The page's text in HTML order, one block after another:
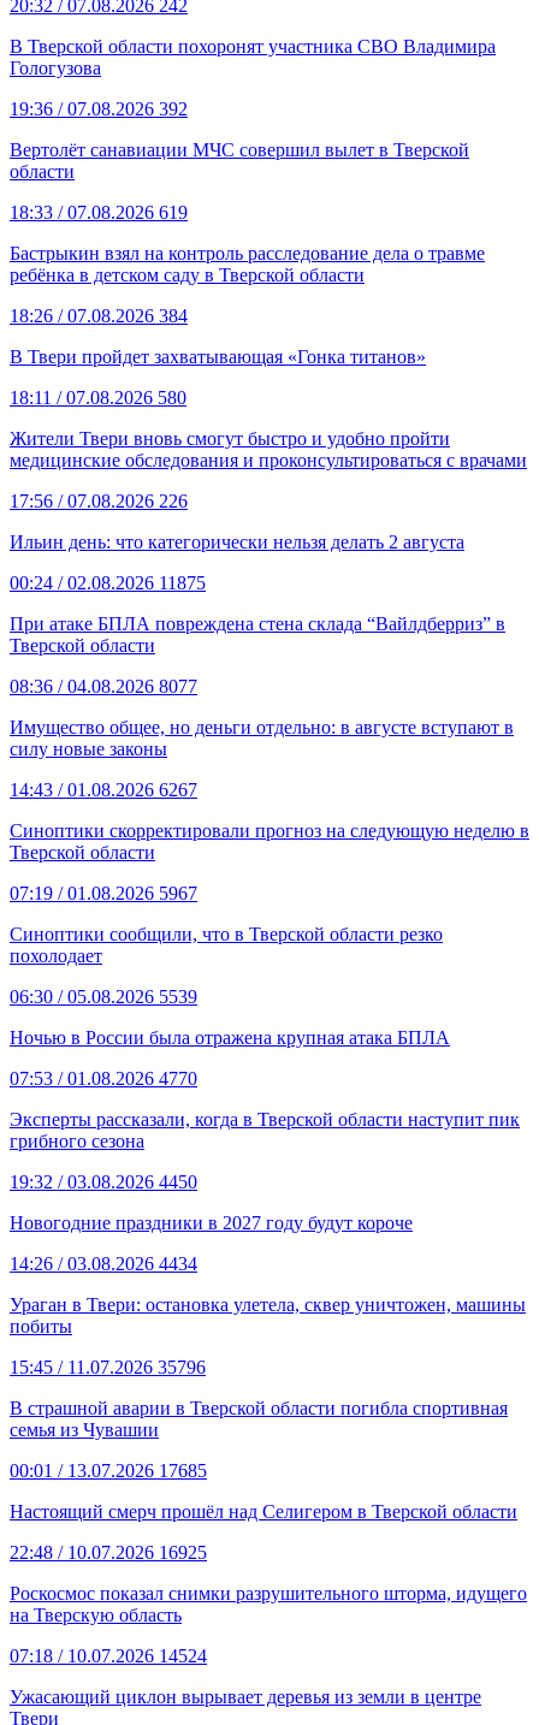
20:32 / 07.08.2026 242
В Тверской области похоронят участника СВО Владимира
Гологузова
19:36 / 07.08.2026 392
Вертолёт санавиации МЧС совершил вылет в Тверской
области
18:33 / 07.08.2026 619
Бастрыкин взял на контроль расследование дела о травме
ребёнка в детском саду в Тверской области
18:26 / 07.08.2026 384
В Твери пройдет захватывающая «Гонка титанов»
18:11 / 07.08.2026 580
Жители Твери вновь смогут быстро и удобно пройти
медицинские обследования и проконсультироваться с врачами
17:56 / 07.08.2026 226
Ильин день: что категорически нельзя делать 2 августа
00:24 / 02.08.2026 11875
При атаке БПЛА повреждена стена склада “Вайлдберриз” в
Тверской области
08:36 / 04.08.2026 8077
Имущество общее, но деньги отдельно: в августе вступают в
силу новые законы
14:43 / 01.08.2026 6267
Синоптики скорректировали прогноз на следующую неделю в
Тверской области
07:19 / 01.08.2026 5967
Синоптики сообщили, что в Тверской области резко
похолодает
06:30 / 05.08.2026 5539
Ночью в России была отражена крупная атака БПЛА
07:53 / 01.08.2026 4770
Эксперты рассказали, когда в Тверской области наступит пик
грибного сезона
19:32 / 03.08.2026 4450
Новогодние праздники в 2027 году будут короче
14:26 / 03.08.2026 4434
Ураган в Твери: остановка улетела, сквер уничтожен, машины
побиты
15:45 / 11.07.2026 35796
В страшной аварии в Тверской области погибла спортивная
семья из Чувашии
00:01 / 13.07.2026 17685
Настоящий смерч прошёл над Селигером в Тверской области
22:48 / 10.07.2026 16925
Роскосмос показал снимки разрушительного шторма, идущего
на Тверскую область
07:18 / 10.07.2026 14524
Ужасающий циклон вырывает деревья из земли в центре
Твери